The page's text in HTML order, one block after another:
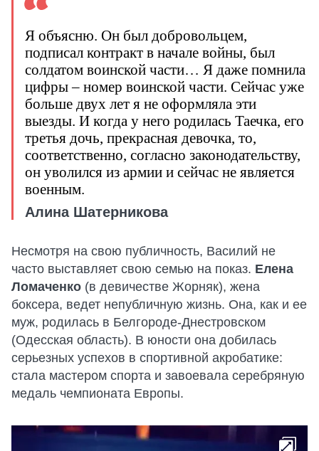
Я объясню. Он был добровольцем,
подписал контракт в начале войны, был
солдатом воинской части… Я даже помнила
цифры – номер воинской части. Сейчас уже
больше двух лет я не оформляла эти
выезды. И когда у него родилась Таечка, его
третья дочь, прекрасная девочка, то,
соответственно, согласно законодательству,
он уволился из армии и сейчас не является
военным.
Алина Шатерникова
Несмотря на свою публичность, Василий не
часто выставляет свою семью на показ. Елена
Ломаченко (в девичестве Жорняк), жена
боксера, ведет непубличную жизнь. Она, как и ее
муж, родилась в Белгороде-Днестровском
(Одесская область). В юности она добилась
серьезных успехов в спортивной акробатике:
стала мастером спорта и завоевала серебряную
медаль чемпионата Европы.